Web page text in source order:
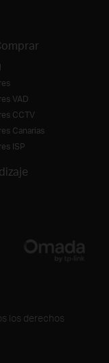
VAD
CCTV
Canarias
ISP
los derechos